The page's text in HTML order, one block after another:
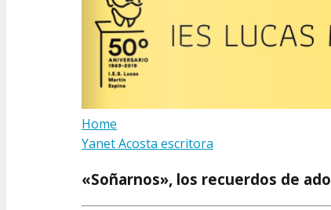
Home
Yanet Acosta escritora
«Soñarnos», los recuerdos de